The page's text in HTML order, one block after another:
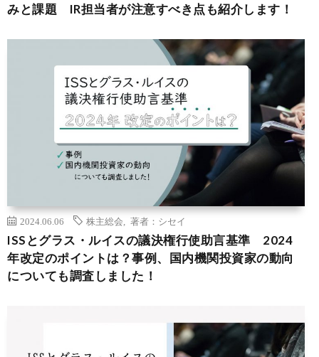
みと課題 IR担当者が注意すべき点も紹介します！
2024.06.06 株主総会 著者：シセイ
ISSとグラス・ルイスの議決権行使助言基準 2024
年改定のポイントは？事例、国内機関投資家の動向
についても調査しました！